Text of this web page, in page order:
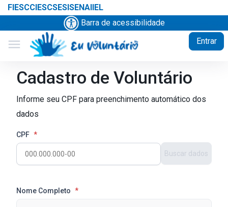
FIESCCIESCSESISENAIIEL
Barra de acessibilidade
menu Entrar
Cadastro de Voluntário
Informe seu CPF para preenchimento automático dos
dados
CPF *
Buscar dados
Nome Completo *